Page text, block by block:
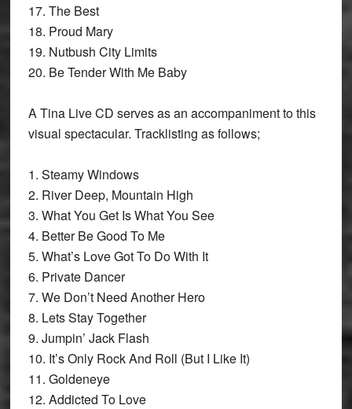
17. The Best
18. Proud Mary
19. Nutbush City Limits
20. Be Tender With Me Baby
A Tina Live CD serves as an accompaniment to this
visual spectacular. Tracklisting as follows;
1. Steamy Windows
2. River Deep, Mountain High
3. What You Get Is What You See
4. Better Be Good To Me
5. What’s Love Got To Do With It
6. Private Dancer
7. We Don’t Need Another Hero
8. Lets Stay Together
9. Jumpin’ Jack Flash
10. It’s Only Rock And Roll (But I Like It)
11. Goldeneye
12. Addicted To Love